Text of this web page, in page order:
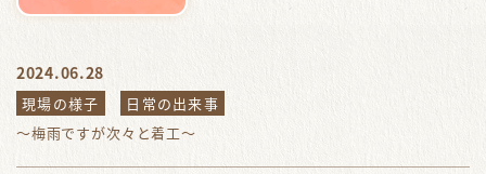
2024.06.28
現場の様子
日常の出来事
～梅雨ですが次々と着工～